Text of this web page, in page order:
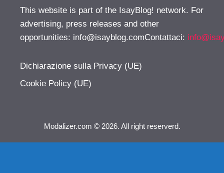
This website is part of the IsayBlog! network. For
advertising, press releases and other
opportunities: info@isayblog.comContattaci:
Dichiarazione sulla Privacy (UE)
Cookie Policy (UE)
Modalizer.com © 2026. All right reserverd.